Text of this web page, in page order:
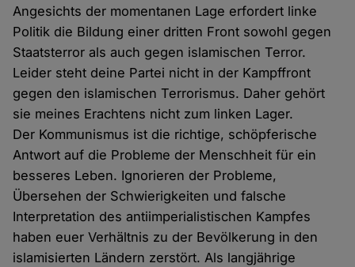
Angesichts der momentanen Lage erfordert linke
Politik die Bildung einer dritten Front sowohl gegen
Staatsterror als auch gegen islamischen Terror.
Leider steht deine Partei nicht in der Kampffront
gegen den islamischen Terrorismus. Daher gehört
sie meines Erachtens nicht zum linken Lager.
Der Kommunismus ist die richtige, schöpferische
Antwort auf die Probleme der Menschheit für ein
besseres Leben. Ignorieren der Probleme,
Übersehen der Schwierigkeiten und falsche
Interpretation des antiimperialistischen Kampfes
haben euer Verhältnis zu der Bevölkerung in den
islamisierten Ländern zerstört. Als langjährige